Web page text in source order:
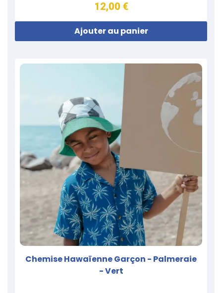
12,00 €
Ajouter au panier
Chemise Hawaïenne Garçon - Palmeraie
- Vert